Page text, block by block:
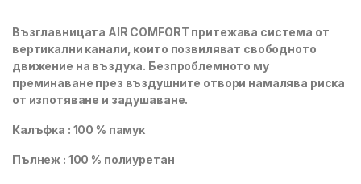
Възглавницата AIR COMFORT притежава система от
вертикални канали, които позвиляват свободното
движение на въздуха. Безпроблемното му
преминаване през въздушните отвори намалява риска
от изпотяване и задушаване.
Калъфка : 100 % памук
Пълнеж : 100 % полиуретан